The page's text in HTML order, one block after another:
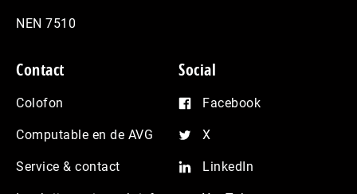
NEN 7510
Contact
Colofon
Computable en de AVG
Service & contact
Social
Facebook
X
LinkedIn